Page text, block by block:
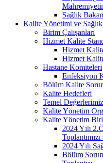
Sağlık
Kalite Yönetimi ve
Birim Çalışanları
Hizmet Kalite
Hizmet
Hizmet
Hastane Komiteleri
Enfeksiyon
Bölüm Kalite
Kalite Hedefleri
Temel Değerlerimiz
Kalite Yönetim
Kalite Yönetim
2024 Yılı
2024 Yılı
Bölüm